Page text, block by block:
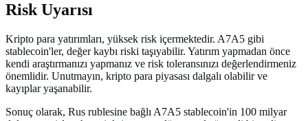
Risk Uyarısı
Kripto para yatırımları, yüksek risk içermektedir. A7A5 gibi
stablecoin'ler, değer kaybı riski taşıyabilir. Yatırım yapmadan önce
kendi araştırmanızı yapmanız ve risk toleransınızı değerlendirmeniz
önemlidir. Unutmayın, kripto para piyasası dalgalı olabilir ve
kayıplar yaşanabilir.
Sonuç olarak, Rus rublesine bağlı A7A5 stablecoin'in 100 milyar